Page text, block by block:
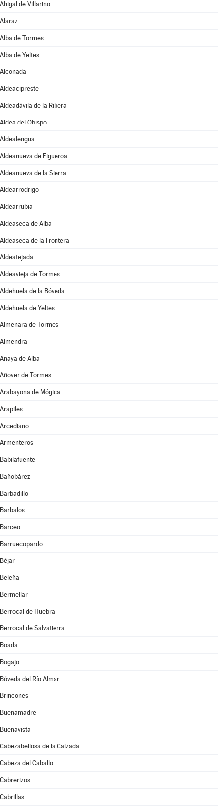
Ahigal de Villarino
Alaraz
Alba de Tormes
Alba de Yeltes
Alconada
Aldeacipreste
Aldeadávila de la Ribera
Aldea del Obispo
Aldealengua
Aldeanueva de Figueroa
Aldeanueva de la Sierra
Aldearrodrigo
Aldearrubia
Aldeaseca de Alba
Aldeaseca de la Frontera
Aldeatejada
Aldeavieja de Tormes
Aldehuela de la Bóveda
Aldehuela de Yeltes
Almenara de Tormes
Almendra
Anaya de Alba
Añover de Tormes
Arabayona de Mógica
Arapiles
Arcediano
Armenteros
Babilafuente
Bañobárez
Barbadillo
Barbalos
Barceo
Barruecopardo
Béjar
Beleña
Bermellar
Berrocal de Huebra
Berrocal de Salvatierra
Boada
Bogajo
Bóveda del Río Almar
Brincones
Buenamadre
Buenavista
Cabezabellosa de la Calzada
Cabeza del Caballo
Cabrerizos
Cabrillas